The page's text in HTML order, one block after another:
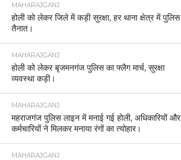
MAHARAJGANJ
होली को लेकर जिले में कड़ी सुरक्षा, हर थाना क्षेत्र में पुलिस
तैनात।
MAHARAJGANJ
होली को लेकर बृजमनगंज पुलिस का फ्लैग मार्च, सुरक्षा
व्यवस्था कड़ी।
MAHARAJGANJ
महराजगंज पुलिस लाइन में मनाई गई होली, अधिकारियों और
कर्मचारियों ने मिलकर मनाया रंगों का त्योहार।
MAHARAJGANJ